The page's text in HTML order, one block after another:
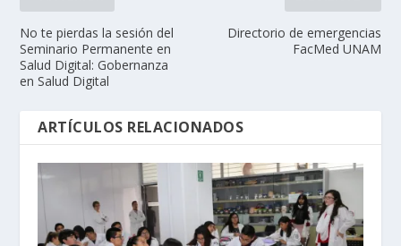
No te pierdas la sesión del
Seminario Permanente en
Salud Digital: Gobernanza
en Salud Digital
Directorio de emergencias
FacMed UNAM
ARTÍCULOS RELACIONADOS